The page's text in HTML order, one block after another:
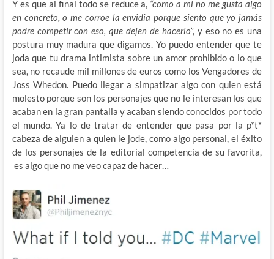
Y es que al final todo se reduce a, “como a mí no me gusta algo
en concreto, o me corroe la envidia porque siento que yo jamás
podre competir con eso, que dejen de hacerlo”, y eso no es una
postura muy madura que digamos. Yo puedo entender que te
joda que tu drama intimista sobre un amor prohibido o lo que
sea, no recaude mil millones de euros como los Vengadores de
Joss Whedon. Puedo llegar a simpatizar algo con quien está
molesto porque son los personajes que no le interesan los que
acaban en la gran pantalla y acaban siendo conocidos por todo
el mundo. Ya lo de tratar de entender que pasa por la p*t*
cabeza de alguien a quien le jode, como algo personal, el éxito
de los personajes de la editorial competencia de su favorita,
es algo que no me veo capaz de hacer…